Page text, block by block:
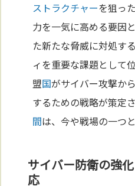
ストラクチャーを狙っ
力を一気に高める要因
た新たな脅威に対処す
ィを重要な課題として
盟国がサイバー攻撃か
するための戦略が策定
間は、今や戦場の一つ
サイバー防衛の強
応